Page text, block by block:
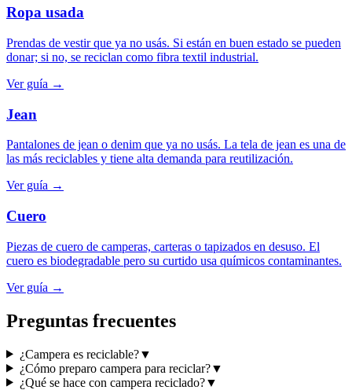
Ropa usada
Prendas de vestir que ya no usás. Si están en buen estado se pueden
donar; si no, se reciclan como fibra textil industrial.
Ver guía →
Jean
Pantalones de jean o denim que ya no usás. La tela de jean es una de
las más reciclables y tiene alta demanda para reutilización.
Ver guía →
Cuero
Piezas de cuero de camperas, carteras o tapizados en desuso. El
cuero es biodegradable pero su curtido usa químicos contaminantes.
Ver guía →
Preguntas frecuentes
¿Campera es reciclable?▼
¿Cómo preparo campera para reciclar?▼
¿Qué se hace con campera reciclado?▼